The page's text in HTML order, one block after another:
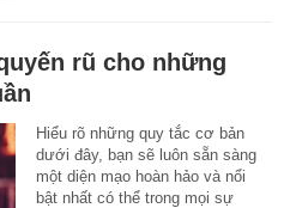
rũ cho những
Hiểu rõ những quy tắc cơ bản
dưới đây, bạn sẽ luôn sẵn sàng
một diện mạo hoàn hảo và nổi
bật nhất có thể trong mọi sự